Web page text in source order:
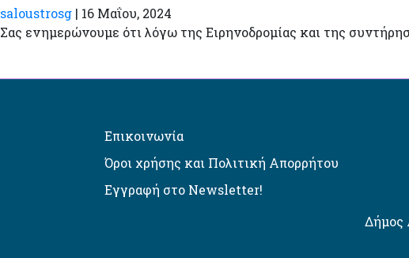
saloustrosg | 16 Μαΐου, 2024
Σας ενημερώνουμε ότι λόγω της Ειρηνοδρομίας και της
Επικοινωνία
Όροι χρήσης και Πολιτική Απορρήτου
Εγγραφή στο Newsletter!
Δήμος